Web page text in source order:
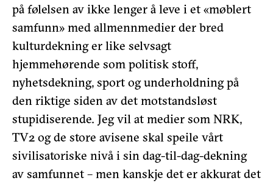
på følelsen av ikke lenger å leve i et «møblert
samfunn» med allmennmedier der bred
kulturdekning er like selvsagt
hjemmehørende som politisk stoff,
nyhetsdekning, sport og underholdning på
den riktige siden av det motstandsløst
stupidiserende. Jeg vil at medier som NRK,
TV2 og de store avisene skal speile vårt
sivilisatoriske nivå i sin dag-til-dag-dekning
av samfunnet – men kanskje det er akkurat det